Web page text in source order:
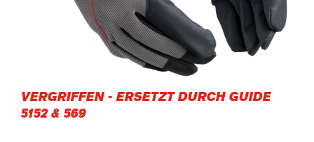
VERGRIFFEN - ERSETZT DURCH GUIDE
5152 & 569